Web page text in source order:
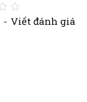
- Viết đánh giá